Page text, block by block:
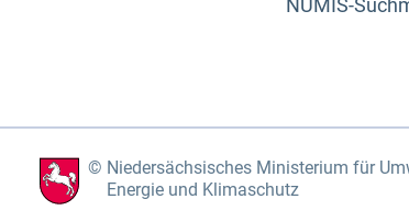
NUMIS-
Niedersächsisches Ministerium für
Energie und Klimaschutz